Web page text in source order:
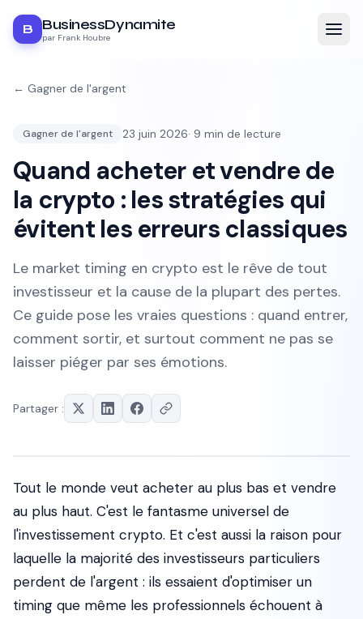
B BusinessDynamite
par Frank Houbre
← Gagner de l'argent
Gagner de l'argent 23 juin 2026· 9 min de lecture
Quand acheter et vendre de
la crypto : les stratégies qui
évitent les erreurs classiques
Le market timing en crypto est le rêve de tout
investisseur et la cause de la plupart des pertes.
Ce guide pose les vraies questions : quand entrer,
comment sortir, et surtout comment ne pas se
laisser piéger par ses émotions.
Partager :
Tout le monde veut acheter au plus bas et vendre
au plus haut. C'est le fantasme universel de
l'investissement crypto. Et c'est aussi la raison pour
laquelle la majorité des investisseurs particuliers
perdent de l'argent : ils essaient d'optimiser un
timing que même les professionnels échouent à